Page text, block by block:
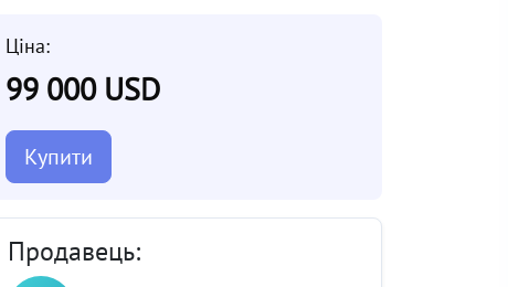
Ціна:
99 000 USD
Купити
Продавець: